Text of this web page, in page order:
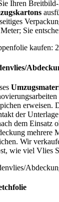
Ihren
Sie
kaufen:
erweisen.
der
dem Einsatz
mehrere
Wir
wie viel Vlies